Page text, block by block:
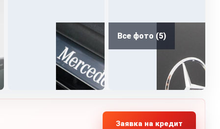
Все фото (5)
Заявка на кредит